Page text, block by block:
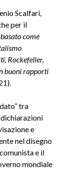
Scalfari,
per il
come
Rockefeller,
buoni rapporti
tra
e
nel disegno
e il
mondiale